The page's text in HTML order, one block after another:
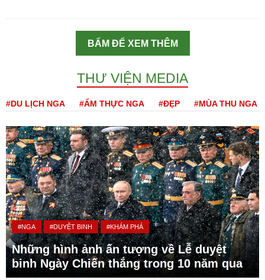
BẤM ĐỂ XEM THÊM
THƯ VIỆN MEDIA
#DU LỊCH NGA #ẨM THỰC NGA #ĐẸP #MÙA THU NGA
#NGA #DUYỆT BINH #KHÁM PHÁ
Những hình ảnh ấn tượng về Lễ duyệt
binh Ngày Chiến thắng trong 10 năm qua